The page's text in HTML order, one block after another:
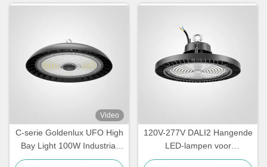
Video
C-serie Goldenlux UFO High
Bay Light 100W Industrial
High Bay Led Light Fixtures
120V-277V DALI2 Hangende
LED-lampen voor
magazijnen IP65 waterdicht